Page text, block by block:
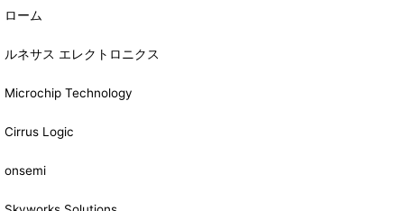
ローム
ルネサス エレクトロニクス
Microchip Technology
Cirrus Logic
onsemi